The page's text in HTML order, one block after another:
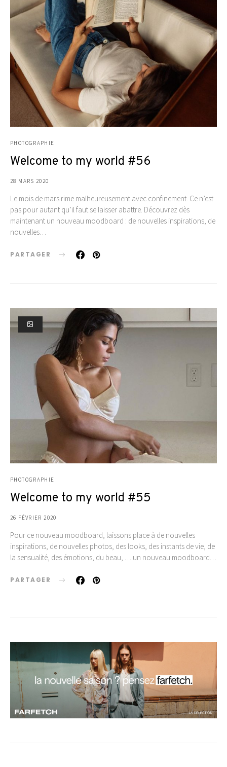
PHOTOGRAPHIE
Welcome to my world #56
28 MARS 2020
Le mois de mars rime malheureusement avec confinement. Ce n’est
pas pour autant qu’il faut se laisser abattre. Découvrez dès
maintenant un nouveau moodboard : de nouvelles inspirations, de
nouvelles…
PARTAGER
PHOTOGRAPHIE
Welcome to my world #55
26 FÉVRIER 2020
Pour ce nouveau moodboard, laissons place à de nouvelles
inspirations, de nouvelles photos, des looks, des instants de vie, de
la sensualité, des émotions, du beau, … un nouveau moodboard…
PARTAGER